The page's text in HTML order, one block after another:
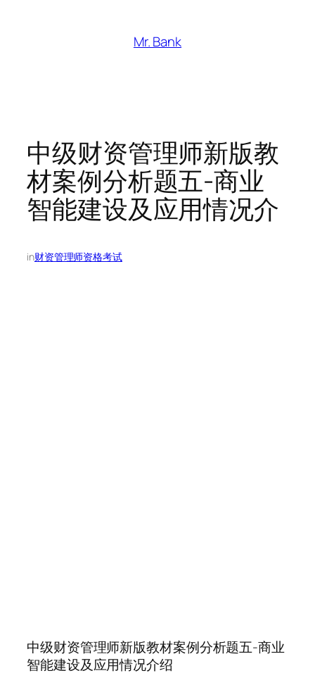
Mr. Bank
中级财资管理师新版教
材案例分析题五-商业
智能建设及应用情况介
in财资管理师资格考试
中级财资管理师新版教材案例分析题五-商业
智能建设及应用情况介绍